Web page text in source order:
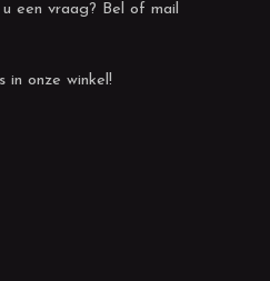
een vraag? Bel of mail
in onze winkel!